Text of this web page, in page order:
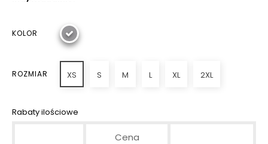
KOLOR
ROZMIAR XS S M L XL 2XL
Rabaty ilościowe
Cena